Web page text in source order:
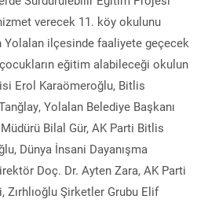
verecek 11. köy okulunu
Yolalan ilçesinde faaliyete geçecek
eğitim alabileceği okulun
Erol Karaömeroğlu, Bitlis
Yolalan Belediye Başkanı
Bilal Gür, AK Parti Bitlis
Dünya İnsani Dayanışma
Doç. Dr. Ayten Zara, AK Parti
Zırhlıoğlu Şirketler Grubu Elif